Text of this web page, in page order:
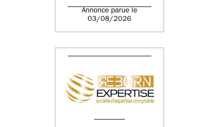
Annonce parue le
03/08/2026